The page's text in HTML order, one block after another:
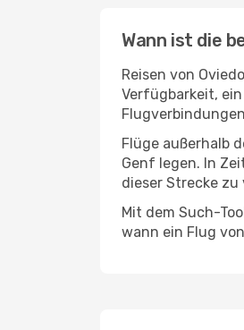
Wann ist die
Reisen von
Verfügbarkeit,
Flüge außerhalb
Genf legen. In
dieser Strecke zu
Mit dem Such-
wann ein Flug